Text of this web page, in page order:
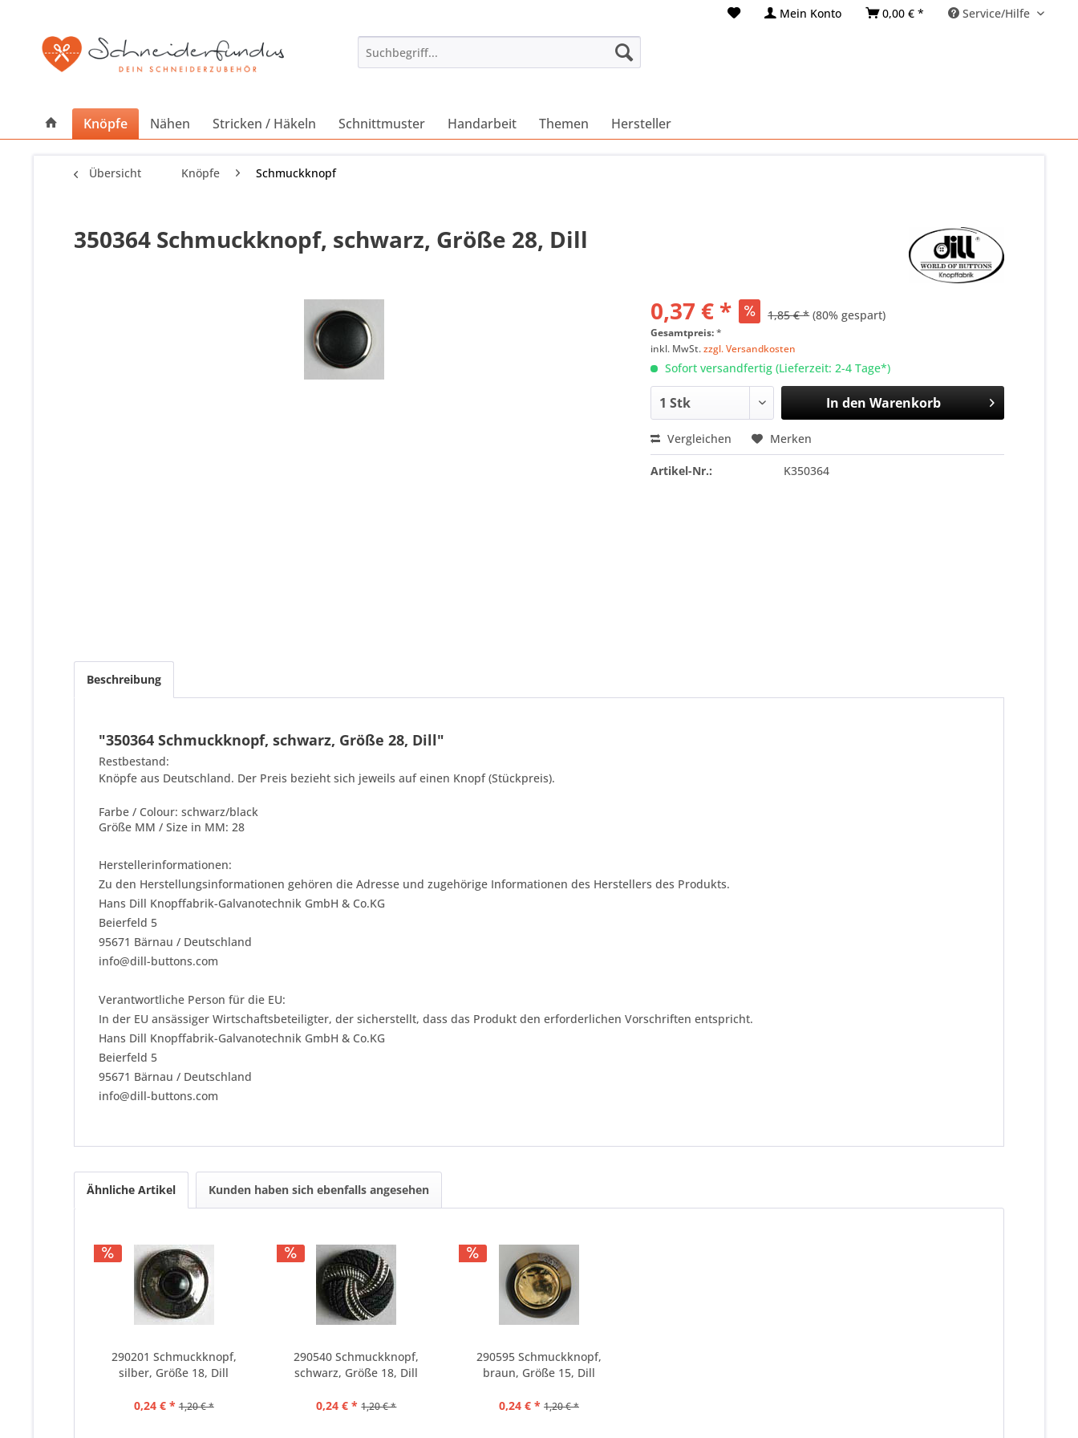
Mein Konto 0,00 € * Service/Hilfe
Knöpfe Nähen Stricken / Häkeln Schnittmuster Handarbeit Themen Hersteller
Übersicht Knöpfe Schmuckknopf
350364 Schmuckknopf, schwarz, Größe 28, Dill
0,37 € * 1,85 € * (80% gespart)
Gesamtpreis:*
inkl. MwSt.zzgl. Versandkosten
Sofort versandfertig (Lieferzeit: 2-4 Tage*)
In den Warenkorb
Vergleichen Merken
Artikel-Nr.: K350364
Beschreibung
"350364 Schmuckknopf, schwarz, Größe 28, Dill"
Restbestand:
Knöpfe aus Deutschland. Der Preis bezieht sich jeweils auf einen Knopf (Stückpreis).
Farbe / Colour: schwarz/black
Größe MM / Size in MM: 28
Herstellerinformationen:
Zu den Herstellungsinformationen gehören die Adresse und zugehörige Informationen des Herstellers des Produkts.
Hans Dill Knopffabrik-Galvanotechnik GmbH & Co.KG
Beierfeld 5
95671 Bärnau / Deutschland
info@dill-buttons.com
Verantwortliche Person für die EU:
In der EU ansässiger Wirtschaftsbeteiligter, der sicherstellt, dass das Produkt den erforderlichen Vorschriften entspricht.
Hans Dill Knopffabrik-Galvanotechnik GmbH & Co.KG
Beierfeld 5
95671 Bärnau / Deutschland
info@dill-buttons.com
Ähnliche Artikel Kunden haben sich ebenfalls angesehen
290201 Schmuckknopf,
silber, Größe 18, Dill
0,24 € * 1,20 € *
290540 Schmuckknopf,
schwarz, Größe 18, Dill
0,24 € * 1,20 € *
290595 Schmuckknopf,
braun, Größe 15, Dill
0,24 € * 1,20 € *